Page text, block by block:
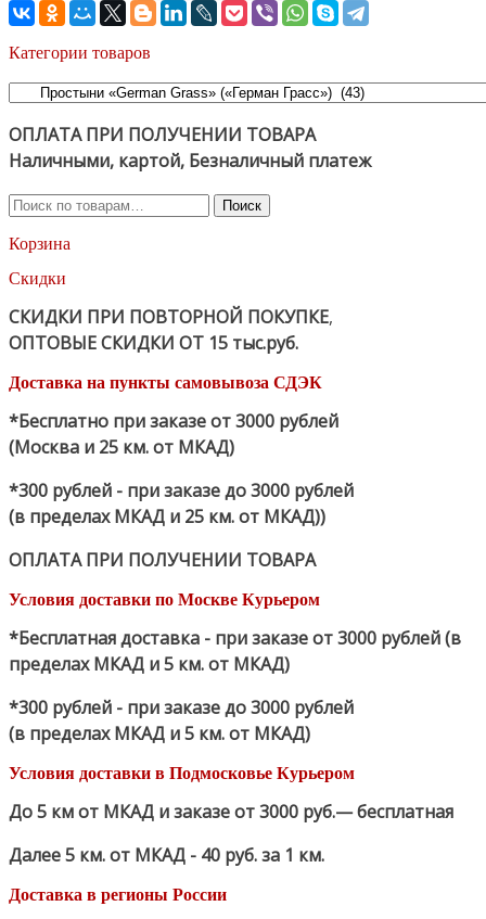
Категории товаров
ОПЛАТА ПРИ ПОЛУЧЕНИИ ТОВАРА
Наличными, картой, Безналичный платеж
Искать:
Поиск
Корзина
Скидки
СКИДКИ ПРИ ПОВТОРНОЙ ПОКУПКЕ,
ОПТОВЫЕ СКИДКИ ОТ 15 тыс.руб.
Доставка на пункты самовывоза СДЭК
*Бесплатно при заказе от 3000 рублей
(Москва и 25 км. от МКАД)
*300 рублей - при заказе до 3000 рублей
(в пределах МКАД и 25 км. от МКАД))
ОПЛАТА ПРИ ПОЛУЧЕНИИ ТОВАРА
Условия доставки по Москве Курьером
*Бесплатная доставка - при заказе от 3000 рублей (в
пределах МКАД и 5 км. от МКАД)
*300 рублей - при заказе до 3000 рублей
(в пределах МКАД и 5 км. от МКАД)
Условия доставки в Подмосковье Курьером
До 5 км от МКАД и заказе от 3000 руб.— бесплатная
Далее 5 км. от МКАД - 40 руб. за 1 км.
Доставка в регионы России